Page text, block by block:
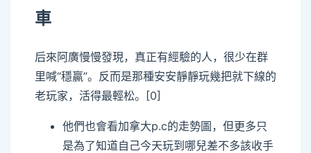
車
后來阿廣慢慢發現，真正有經驗的人，很少在群
里喊“穩贏”。反而是那種安安靜靜玩幾把就下線的
老玩家，活得最輕松。[0]
他們也會看加拿大p.c的走勢圖，但更多只
是為了知道自己今天玩到哪兒差不多該收手